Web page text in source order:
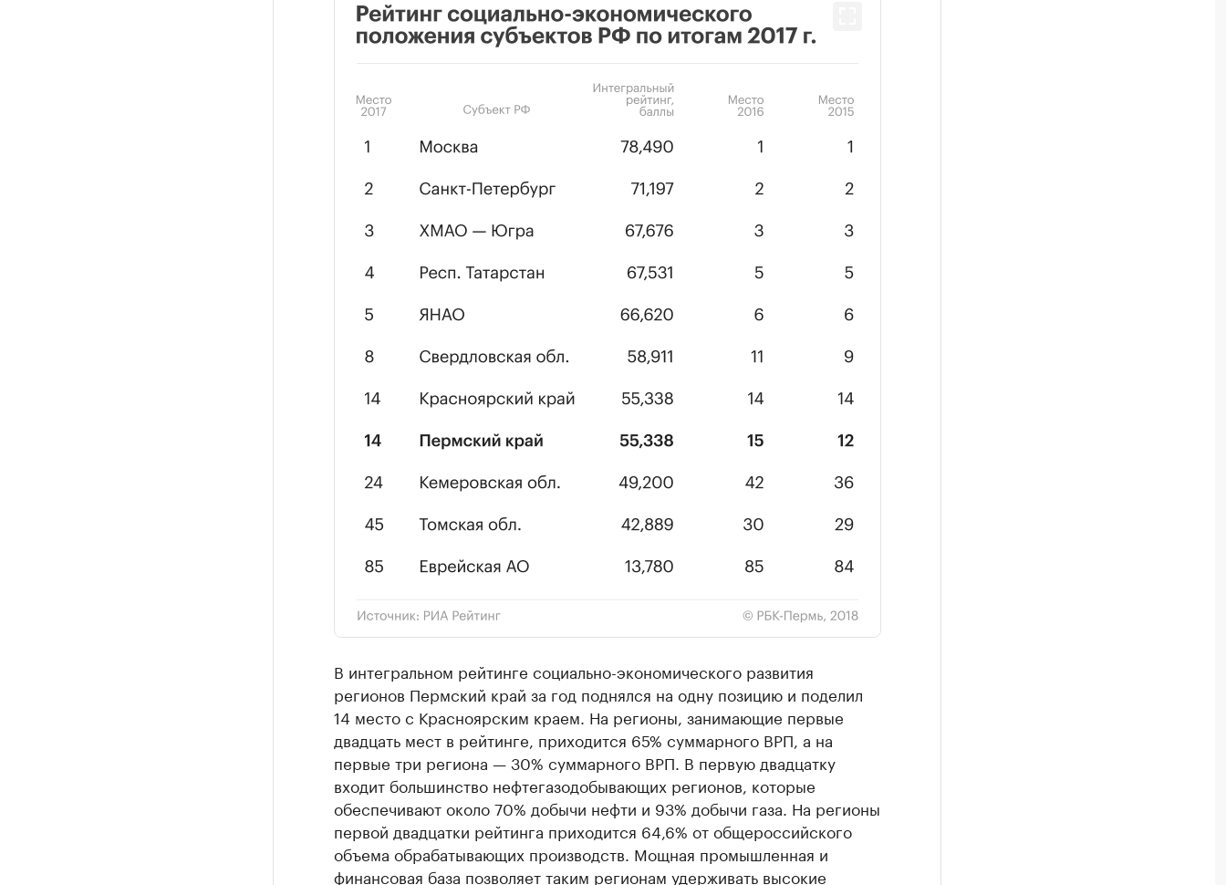
В интегральном рейтинге социально-экономического развития
регионов Пермский край за год поднялся на одну позицию и поделил
14 место с Красноярским краем. На регионы, занимающие первые
двадцать мест в рейтинге, приходится 65% суммарного ВРП, а на
первые три региона — 30% суммарного ВРП. В первую двадцатку
входит большинство нефтегазодобывающих регионов, которые
обеспечивают около 70% добычи нефти и 93% добычи газа. На регионы
первой двадцатки рейтинга приходится 64,6% от общероссийского
объема обрабатывающих производств. Мощная промышленная и
финансовая база позволяет таким регионам удерживать высокие